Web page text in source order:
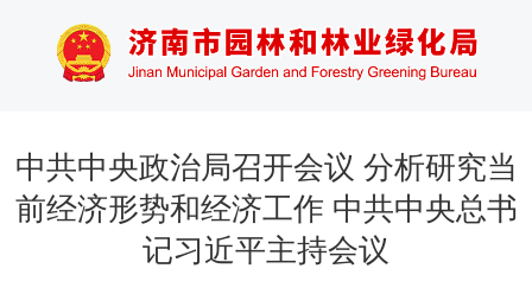
中共中央政治局召开会议 分析研究当
前经济形势和经济工作 中共中央总书
记习近平主持会议